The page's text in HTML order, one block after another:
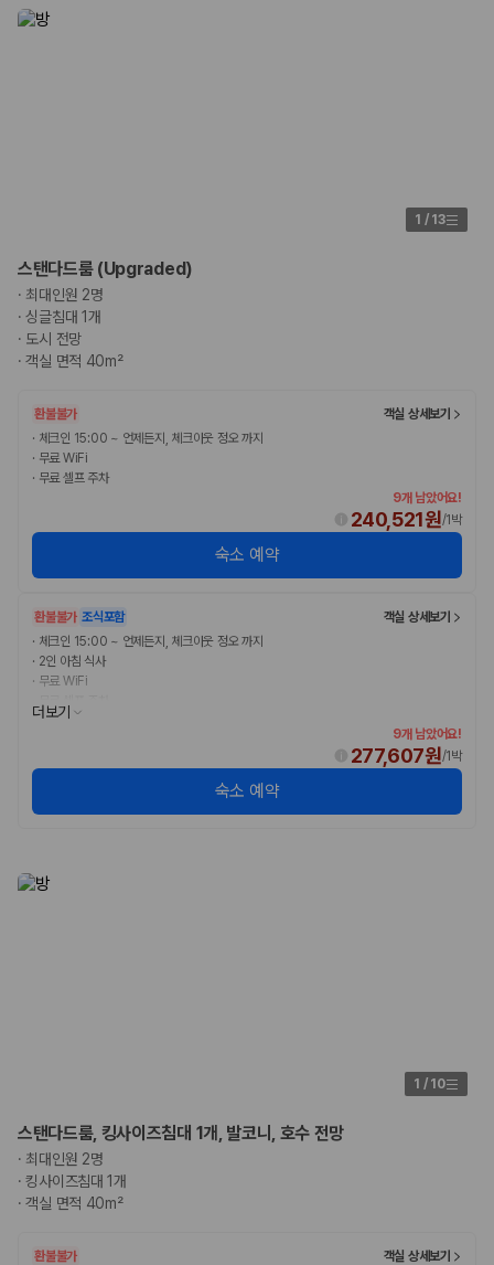
1 / 13
스탠다드룸 (Upgraded)
· 최대인원 2명
·싱글침대 1개
· 도시 전망
·객실 면적 40m²
환불불가
객실 상세보기
· 체크인 15:00 ~ 언제든지, 체크아웃 정오 까지
· 무료 WiFi
· 무료 셀프 주차
9개 남았어요!
240,521원/1박
숙소 예약
환불불가 조식포함
객실 상세보기
· 체크인 15:00 ~ 언제든지, 체크아웃 정오 까지
· 2인 아침 식사
· 무료 WiFi
무료 셀프 주차
더보기
9개 남았어요!
277,607원/1박
숙소 예약
1 / 10
스탠다드룸, 킹사이즈침대 1개, 발코니, 호수 전망
· 최대인원 2명
·킹사이즈침대 1개
·객실 면적 40m²
환불불가
객실 상세보기